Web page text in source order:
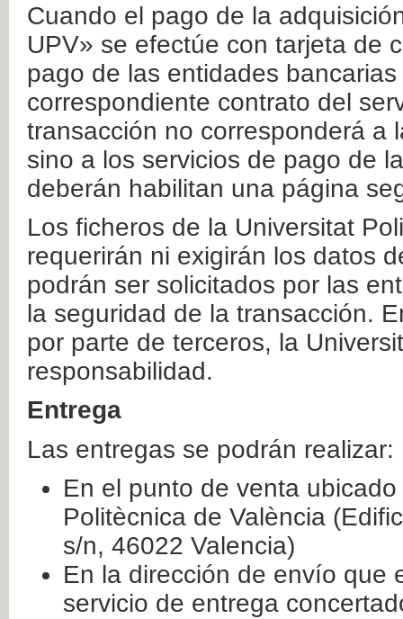
Cuando el pago de la
UPV» se efectúe con tarjeta de
pago de las entidades
correspondiente contrato del
transacción no corresponderá a
sino a los servicios de pago de
deberán habilitan una página
Los ficheros de la Universitat
requerirán ni exigirán los datos
podrán ser solicitados por las
la seguridad de la transacción.
por parte de terceros, la
responsabilidad.
Entrega
Las entregas se podrán realizar:
En el punto de venta
Politècnica de València
s/n, 46022 Valencia)
En la dirección de envío que
servicio de entrega